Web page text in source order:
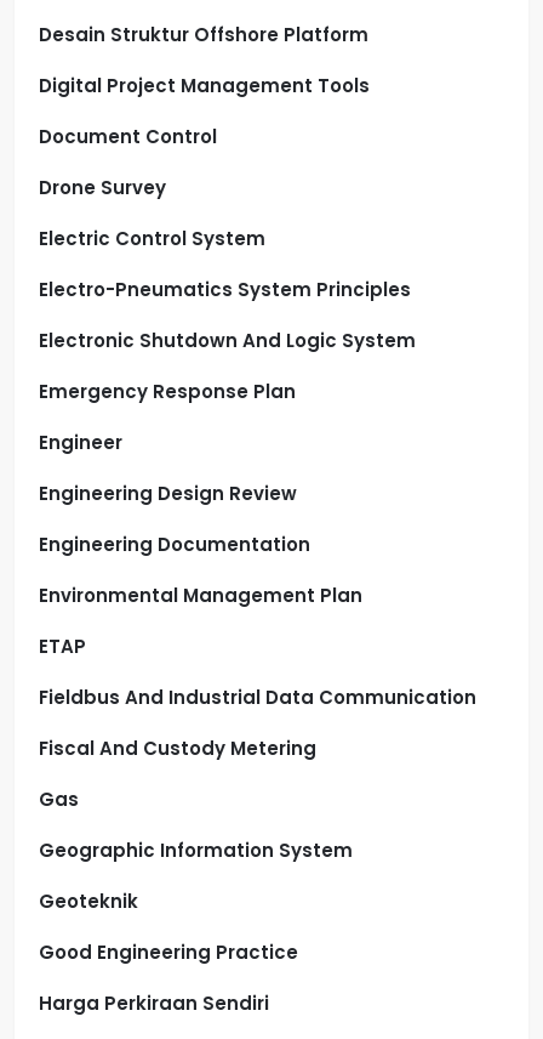
Desain Struktur Offshore Platform
Digital Project Management Tools
Document Control
Drone Survey
Electric Control System
Electro-Pneumatics System Principles
Electronic Shutdown And Logic System
Emergency Response Plan
Engineer
Engineering Design Review
Engineering Documentation
Environmental Management Plan
ETAP
Fieldbus And Industrial Data Communication
Fiscal And Custody Metering
Gas
Geographic Information System
Geoteknik
Good Engineering Practice
Harga Perkiraan Sendiri